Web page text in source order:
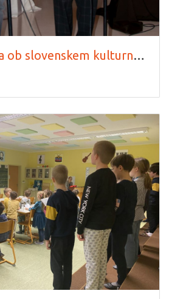
Šolska proslava ob slovenskem kulturnem prazniku